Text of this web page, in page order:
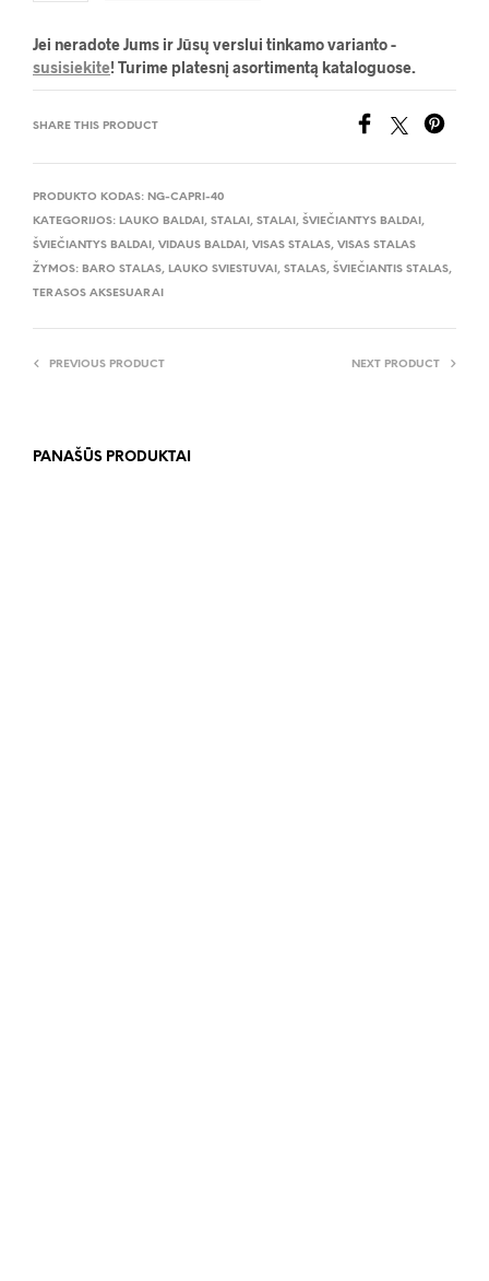
Jei neradote Jums ir Jūsų verslui tinkamo varianto -
susisiekite! Turime platesnį asortimentą kataloguose.
SHARE THIS PRODUCT
PRODUKTO KODAS: NG-CAPRI-40
KATEGORIJOS: LAUKO BALDAI , STALAI , STALAI , ŠVIEČIANTYS BALDAI ,
ŠVIEČIANTYS BALDAI , VIDAUS BALDAI , VISAS STALAS, VISAS STALAS
ŽYMOS: BARO STALAS, LAUKO SVIESTUVAI , STALAS, ŠVIEČIANTIS STALAS,
TERASOS AKSESUARAI
PREVIOUS PRODUCT NEXT PRODUCT
PANAŠŪS PRODUKTAI